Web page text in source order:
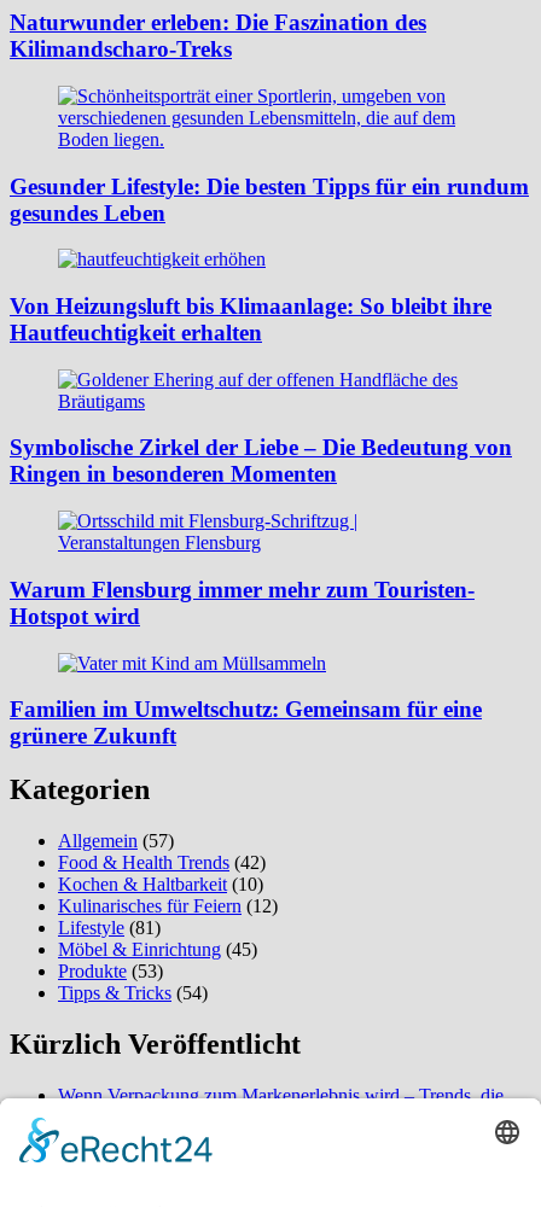
Naturwunder erleben: Die Faszination des
Kilimandscharo-Treks
Gesunder Lifestyle: Die besten Tipps für ein rundum
gesundes Leben
Von Heizungsluft bis Klimaanlage: So bleibt ihre
Hautfeuchtigkeit erhalten
Symbolische Zirkel der Liebe – Die Bedeutung von
Ringen in besonderen Momenten
Warum Flensburg immer mehr zum Touristen-
Hotspot wird
Familien im Umweltschutz: Gemeinsam für eine
grünere Zukunft
Kategorien
Allgemein (57)
Food & Health Trends (42)
Kochen & Haltbarkeit (10)
Kulinarisches für Feiern (12)
Lifestyle (81)
Möbel & Einrichtung (45)
Produkte (53)
Tipps & Tricks (54)
Kürzlich Veröffentlicht
Wenn Verpackung zum Markenerlebnis wird – Trends, die
So verwandeln Sie Ihren Außenbereich in eine ordentliche
Oase – überraschende Gestaltungsideen für mehr Komfort